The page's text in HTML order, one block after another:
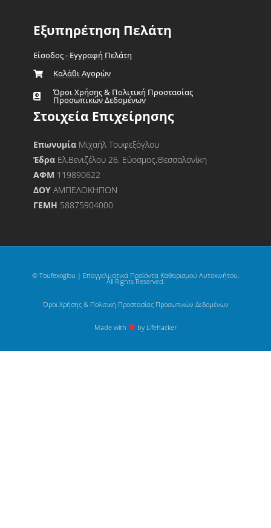
Εξυπηρέτηση Πελάτη
Είσοδος - Εγγραφή Πελάτη
Καλάθι Αγορών
Όροι Χρήσης & Πολιτική Προστασίας
Προσωπικών Δεδομένων
Στοιχεία Επιχείρησης
Επωνυμία Μιχαήλ Τουφεξόγλου
Έδρα Ελ.Βενιζέλου 26, Εύοσμος,Θεσσαλονίκη
ΑΦΜ 119890622
ΔΟΥΑΜΠΕΛΟΚΗΠΩΝ
ΓΕΜΗ 58875904000
© Toufexoglou | Επαγγελματικά Προϊόντα Καθαρισμού Αυτοκινήτου.
All Rights Reserved.
Όροι Χρήσης & Πολιτική Προστασίας Προσωπικών Δεδομένων
Made with by Lifehacker